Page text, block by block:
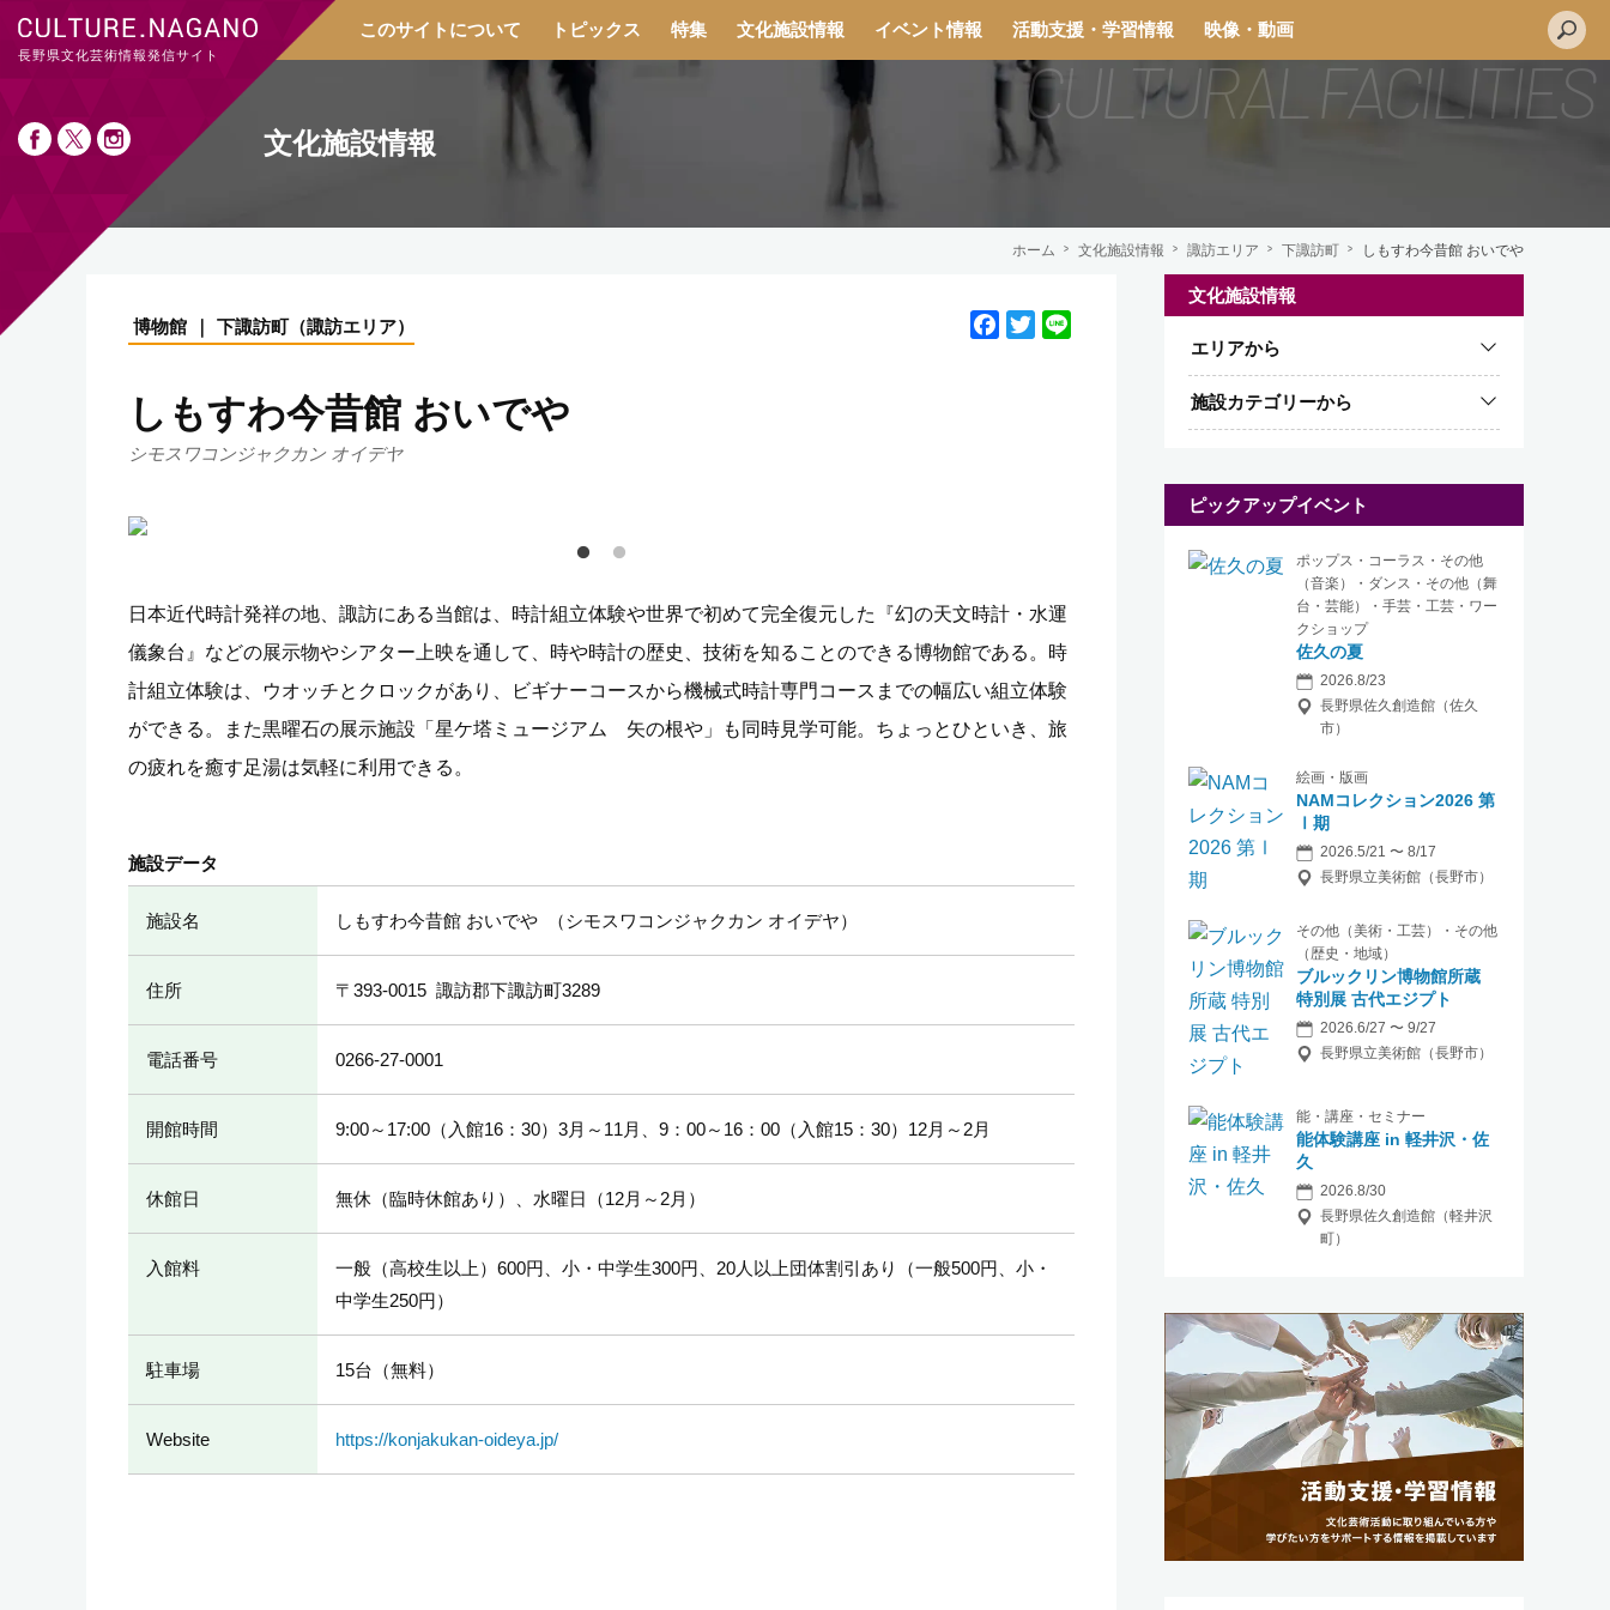
長野県文化芸術情報発信サイト
このサイトについて トピックス 特集 文化施設情報 イベント情報 活動支援・学習情報 映像・動画
文化施設情報
ホーム 文化施設情報 諏訪エリア 下諏訪町 しもすわ今昔館 おいでや
博物館 下諏訪町（諏訪エリア）
F
T
しもすわ今昔館 おいでや
シモスワコンジャクカン オイデヤ
日本近代時計発祥の地、諏訪にある当館は、時計組立体験や世界で初めて完全復元した『幻の天文時計・水運
儀象台』などの展示物やシアター上映を通して、時や時計の歴史、技術を知ることのできる博物館である。時
計組立体験は、ウオッチとクロックがあり、ビギナーコースから機械式時計専門コースまでの幅広い組立体験
ができる。また黒曜石の展示施設「星ケ塔ミュージアム 矢の根や」も同時見学可能。ちょっとひといき、旅
の疲れを癒す足湯は気軽に利用できる。
施設データ
施設名 しもすわ今昔館 おいでや シモスワコンジャクカン オイデヤ
住所 〒393-0015 諏訪郡下諏訪町3289
電話番号 0266-27-0001
開館時間 9:00～17:00（入館16：30）3月～11月、9：00～16：00（入館15：30）12月～2月
休館日 無休（臨時休館あり）、水曜日（12月～2月）
入館料
一般（高校生以上）600円、小・中学生300円、20人以上団体割引あり（一般500円、小・
中学生250円）
駐車場 15台（無料）
Website https://konjakukan-oideya.jp/
文化施設情報
エリアから
施設カテゴリーから
ピックアップイベント
ポップス・コーラス・その他
（音楽）・ダンス・その他（舞
台・芸能）・手芸・工芸・ワー
クショップ
佐久の夏
2026.8/23
長野県佐久創造館（佐久
市）
絵画・版画
NAMコレクション2026 第
Ⅰ期
2026.5/21 〜 8/17
長野県立美術館（長野市）
その他（美術・工芸）・その他
（歴史・地域）
ブルックリン博物館所蔵
特別展 古代エジプト
2026.6/27 〜 9/27
長野県立美術館（長野市）
能・講座・セミナー
能体験講座 in 軽井沢・佐
久
2026.8/30
長野県佐久創造館（軽井沢
町）